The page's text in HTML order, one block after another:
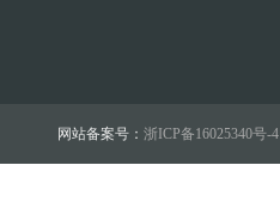
网站备案号： 浙ICP备16025340号-4